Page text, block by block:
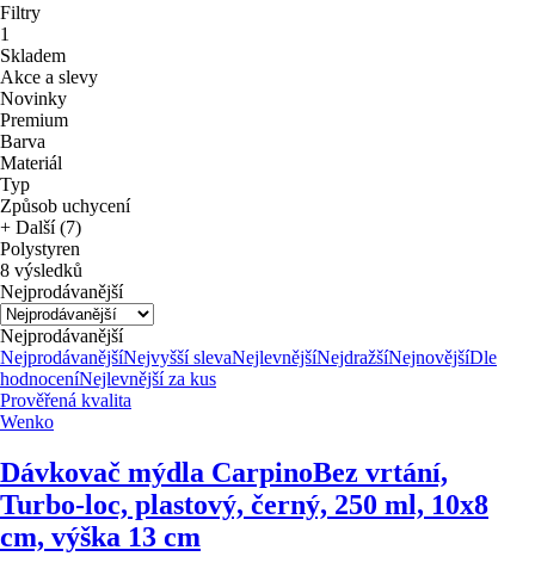
Filtry
1
Skladem
Akce a slevy
Novinky
Premium
Barva
Materiál
Typ
Způsob uchycení
+ Další (7)
Polystyren
8 výsledků
Nejprodávanější
Nejprodávanější
NejprodávanějšíNejvyšší slevaNejlevnějšíNejdražšíNejnovějšíDle
hodnoceníNejlevnější za kus
Prověřená kvalita
Wenko
Dávkovač mýdla CarpinoBez vrtání,
Turbo-loc, plastový, černý, 250 ml, 10x8
cm, výška 13 cm